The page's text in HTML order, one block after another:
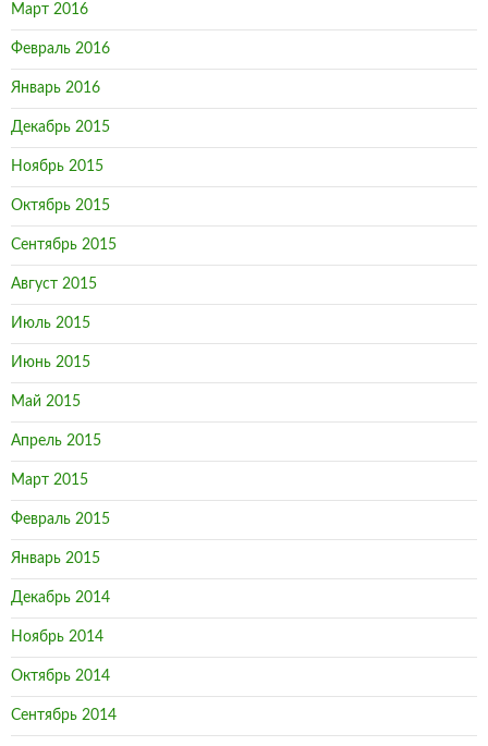
Март 2016
Февраль 2016
Январь 2016
Декабрь 2015
Ноябрь 2015
Октябрь 2015
Сентябрь 2015
Август 2015
Июль 2015
Июнь 2015
Май 2015
Апрель 2015
Март 2015
Февраль 2015
Январь 2015
Декабрь 2014
Ноябрь 2014
Октябрь 2014
Сентябрь 2014